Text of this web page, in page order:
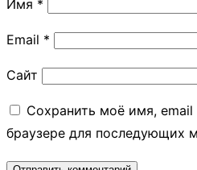
Имя *
Email *
Сайт
Сохранить моё имя, email
браузере для последующих